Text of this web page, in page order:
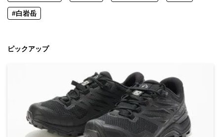
#白岩岳
ピックアップ